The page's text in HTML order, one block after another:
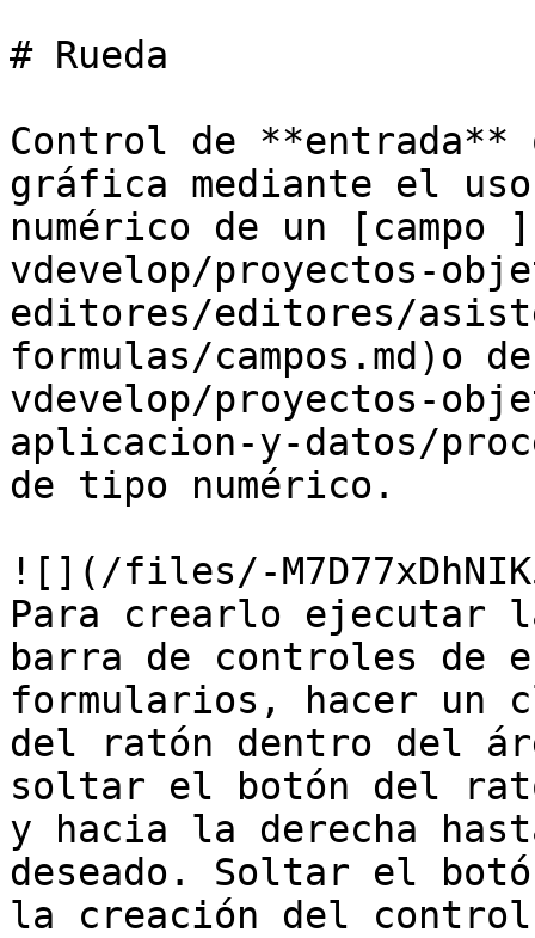
# Rueda
Control de **entrada**
gráfica mediante el
numérico de un [campo
vdevelop/proyectos-
editores/editores/
formulas/campos.md)o
vdevelop/proyectos-
aplicacion-y-datos/
de tipo numérico.
![](/files/-
Para crearlo ejecutar
barra de controles de
formularios, hacer un
del ratón dentro del
soltar el botón del
y hacia la derecha
deseado. Soltar el
la creación del